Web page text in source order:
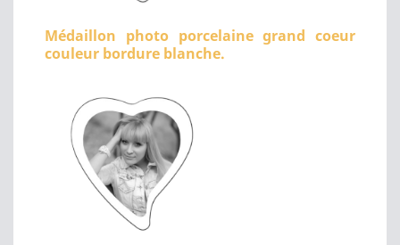
Médaillon photo porcelaine grand coeur
couleur bordure blanche.